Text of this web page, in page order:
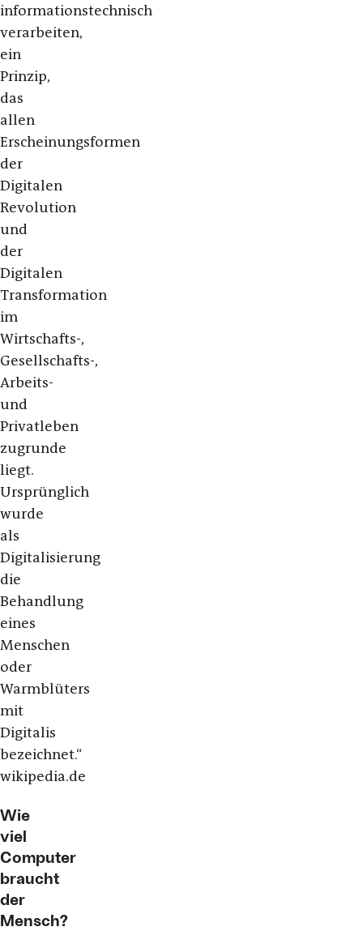
informationstechnisch
verarbeiten,
ein
Prinzip,
das
allen
Erscheinungsformen
der
Digitalen
Revolution
und
der
Digitalen
Transformation
im
Wirtschafts-,
Gesellschafts-,
Arbeits-
und
Privatleben
zugrunde
liegt.
Ursprünglich
wurde
als
Digitalisierung
die
Behandlung
eines
Menschen
oder
Warmblüters
mit
Digitalis
bezeichnet.“
wikipedia.de
Wie
viel
Computer
braucht
der
Mensch?